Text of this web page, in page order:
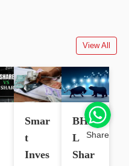
View All
Smar
t
Inves
BHE
L
Shar
Share